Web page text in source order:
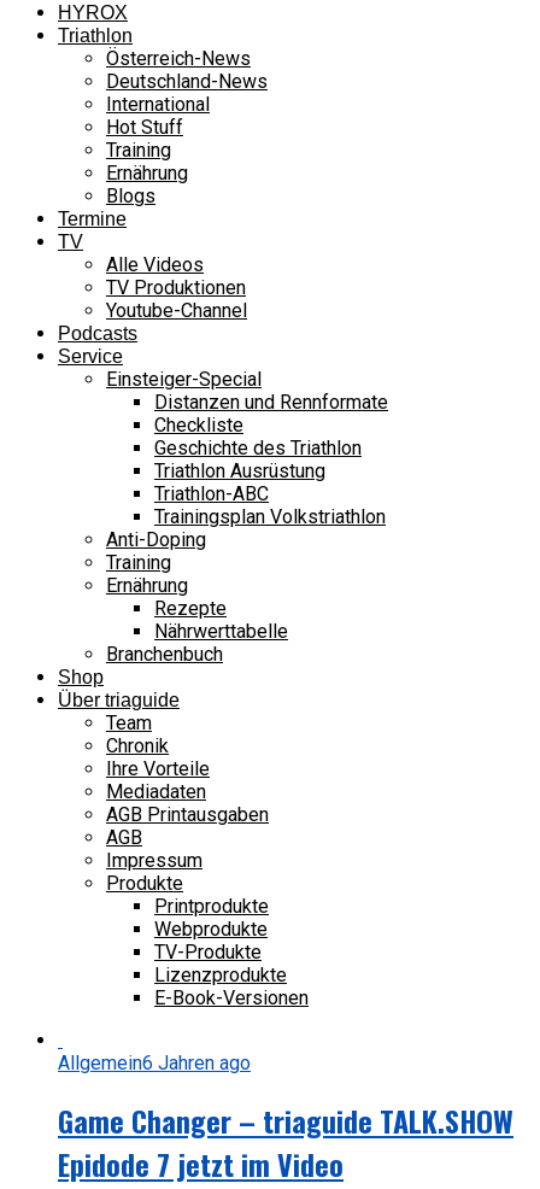
HYROX
Triathlon
Österreich-News
Deutschland-News
International
Hot Stuff
Training
Ernährung
Blogs
Termine
TV
Alle Videos
TV Produktionen
Youtube-Channel
Podcasts
Service
Einsteiger-Special
Distanzen und Rennformate
Checkliste
Geschichte des Triathlon
Triathlon Ausrüstung
Triathlon-ABC
Trainingsplan Volkstriathlon
Anti-Doping
Training
Ernährung
Rezepte
Nährwerttabelle
Branchenbuch
Shop
Über triaguide
Team
Chronik
Ihre Vorteile
Mediadaten
AGB Printausgaben
AGB
Impressum
Produkte
Printprodukte
Webprodukte
TV-Produkte
Lizenzprodukte
E-Book-Versionen
Allgemein6 Jahren ago
Game Changer – triaguide TALK.SHOW
Epidode 7 jetzt im Video